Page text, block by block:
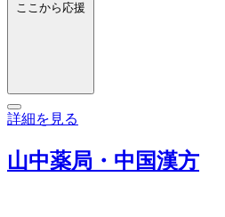
ここから応援
詳細を見る
山中薬局・中国漢方